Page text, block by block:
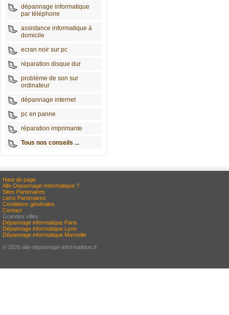
dépannage informatique
par téléphone
assistance informatique à
domicile
ecran noir sur pc
réparation disque dur
problème de son sur
ordinateur
dépannage internet
pc en panne
réparation imprimante
Tous nos conseils ...
Haut de page
Allo-Depannage-Informatique ?
Sites Partenaires
Liens Partenaires
Conditions générales
Contact
Grandes villes :
Dépannage informatique Paris
Dépannage informatique Lyon
Dépannage informatique Marseille
© 2026 allo-depannage-informatique.fr